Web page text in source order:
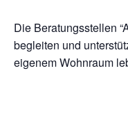
Die Beratungsstellen
begleiten und
eigenem Wohnraum